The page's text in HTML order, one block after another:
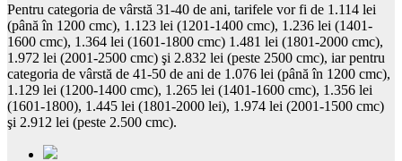
Pentru categoria de vârstă 31-40 de ani, tarifele vor fi de 1.114 lei
(până în 1200 cmc), 1.123 lei (1201-1400 cmc), 1.236 lei (1401-
1600 cmc), 1.364 lei (1601-1800 cmc) 1.481 lei (1801-2000 cmc),
1.972 lei (2001-2500 cmc) şi 2.832 lei (peste 2500 cmc), iar pentru
categoria de vârstă de 41-50 de ani de 1.076 lei (până în 1200 cmc),
1.129 lei (1200-1400 cmc), 1.265 lei (1401-1600 cmc), 1.356 lei
(1601-1800), 1.445 lei (1801-2000 lei), 1.974 lei (2001-1500 cmc)
şi 2.912 lei (peste 2.500 cmc).